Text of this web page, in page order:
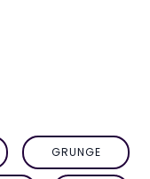
GRUNGE